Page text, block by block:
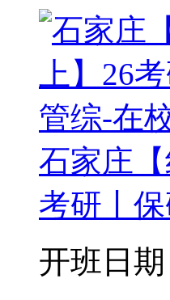
石家庄
考研丨
开班日